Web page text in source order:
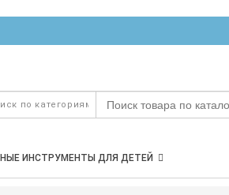
ИНСТРУМЕНТЫ ДЛЯ ДЕТЕЙ